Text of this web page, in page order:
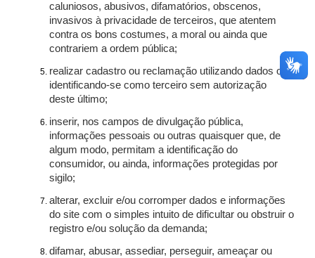
caluniosos, abusivos, difamatórios, obscenos,
invasivos à privacidade de terceiros, que atentem
contra os bons costumes, a moral ou ainda que
contrariem a ordem pública;
realizar cadastro ou reclamação utilizando dados ou
identificando-se como terceiro sem autorização
deste último;
inserir, nos campos de divulgação pública,
informações pessoais ou outras quaisquer que, de
algum modo, permitam a identificação do
consumidor, ou ainda, informações protegidas por
sigilo;
alterar, excluir e/ou corromper dados e informações
do site com o simples intuito de dificultar ou obstruir o
registro e/ou solução da demanda;
difamar, abusar, assediar, perseguir, ameaçar ou